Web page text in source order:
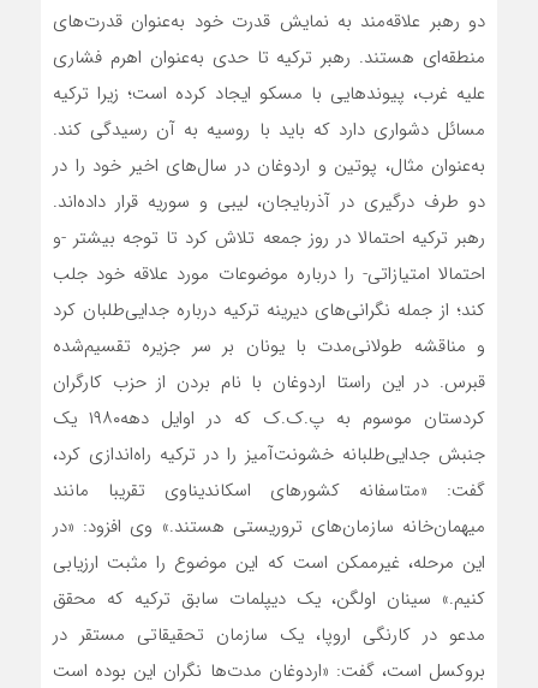
دو رهبر علاقه‌‌مند به نمایش قدرت خود به‌عنوان قدرت‌های
منطقه‌‌ای هستند. رهبر ترکیه تا حدی به‌عنوان اهرم فشاری
علیه غرب، پیوندهایی با مسکو ایجاد کرده است؛ زیرا ترکیه
مسائل دشواری دارد که باید با روسیه به آن رسیدگی کند.
به‌عنوان مثال، پوتین و اردوغان در سال‌های اخیر خود را در
دو طرف درگیری در آذربایجان، لیبی و سوریه قرار داده‌اند.
رهبر ترکیه احتمالا در روز جمعه تلاش کرد تا توجه بیشتر -و
احتمالا امتیازاتی- را درباره موضوعات مورد علاقه خود جلب
کند؛ از جمله نگرانی‌‌های دیرینه ترکیه درباره جدایی‌‌طلبان کرد
و مناقشه طولانی‌مدت با یونان بر سر جزیره تقسیم‌‌شده
قبرس. در این راستا اردوغان با نام بردن از حزب کارگران
کردستان موسوم به پ.ک.ک که در اوایل دهه۱۹۸۰ یک
جنبش جدایی‌‌طلبانه خشونت‌آمیز را در ترکیه راه‌‌اندازی کرد،
گفت: «متاسفانه کشورهای اسکاندیناوی تقریبا مانند
‌میهمان‌خانه سازمان‌های تروریستی هستند.» وی افزود: «در
این مرحله، غیرممکن است که این موضوع را مثبت ارزیابی
کنیم.» سینان اولگن، یک دیپلمات سابق ترکیه که محقق
مدعو در کارنگی اروپا، یک سازمان تحقیقاتی مستقر در
بروکسل است، گفت: «اردوغان مدت‌ها نگران این بوده است